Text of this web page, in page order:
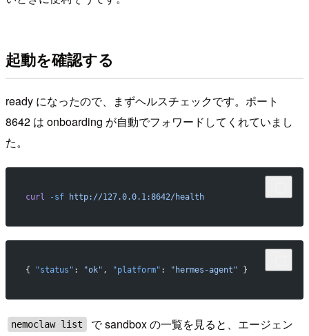
起動を確認する
ready になったので、まずヘルスチェックです。ポート
8642 は onboarding が自動でフォワードしてくれていまし
た。
curl -sf http://127.0.0.1:8642/health
{ "status" : "ok" , "platform" : "hermes-agent" }
nemoclaw list
で sandbox の一覧を見ると、エージェン